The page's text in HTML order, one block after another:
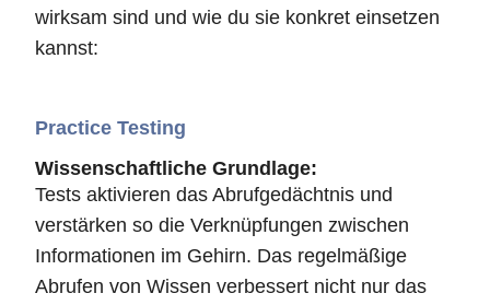
wirksam sind und wie du sie konkret einsetzen
kannst:
Practice Testing
Wissenschaftliche Grundlage:
Tests aktivieren das Abrufgedächtnis und
verstärken so die Verknüpfungen zwischen
Informationen im Gehirn. Das regelmäßige
Abrufen von Wissen verbessert nicht nur das